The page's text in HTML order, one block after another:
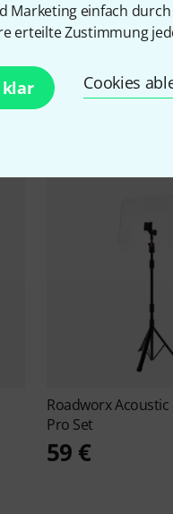
Marketing einfach durch
erteilte Zustimmung
klar Cookies
&
Roadworx
Pro Set
59 €